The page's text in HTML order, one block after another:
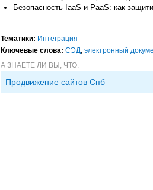
Безопасность IaaS и PaaS: как
Тематики: Интеграция
Ключевые слова: СЭД, электронный
А ЗНАЕТЕ ЛИ ВЫ, ЧТО:
Продвижение сайтов Спб